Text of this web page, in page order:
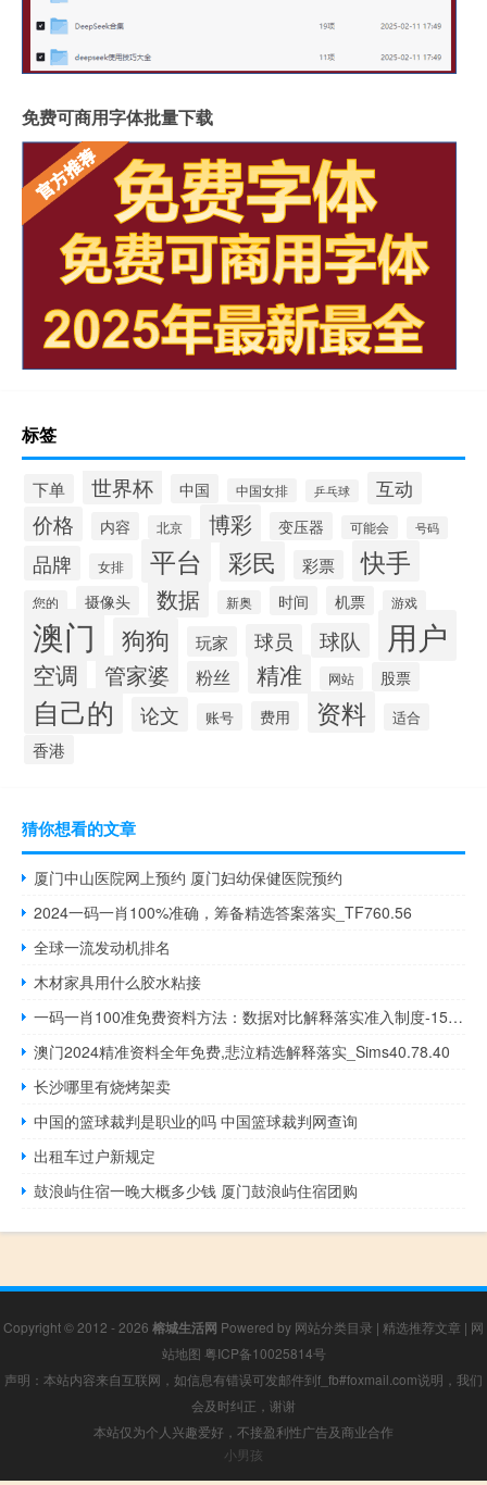
免费可商用字体批量下载
标签
下单 世界杯 中国 中国女排 乒乓球 互动
价格 内容 北京 博彩 变压器 可能会 号码
品牌 女排 平台 彩民 彩票 快手
您的 摄像头 数据 新奥 时间 机票 游戏
澳门 狗狗 玩家 球员 球队 用户
空调 管家婆 粉丝 精准 网站 股票
自己的 论文 账号 费用 资料 适合
香港
猜你想看的文章
厦门中山医院网上预约 厦门妇幼保健医院预约
2024一码一肖100%准确，筹备精选答案落实_TF760.56
全球一流发动机排名
木材家具用什么胶水粘接
一码一肖100准免费资料方法：数据对比解释落实准入制度-1518.3D.A367
澳门2024精准资料全年免费,悲泣精选解释落实_Sims40.78.40
长沙哪里有烧烤架卖
中国的篮球裁判是职业的吗 中国篮球裁判网查询
出租车过户新规定
鼓浪屿住宿一晚大概多少钱 厦门鼓浪屿住宿团购
Copyright © 2012 - 2026 榕城生活网 Powered by 网站分类目录 | 精选推荐文章 | 网
站地图 粤ICP备10025814号
声明：本站内容来自互联网，如信息有错误可发邮件到f_fb#foxmail.com说明，我们
会及时纠正，谢谢
本站仅为个人兴趣爱好，不接盈利性广告及商业合作
小男孩